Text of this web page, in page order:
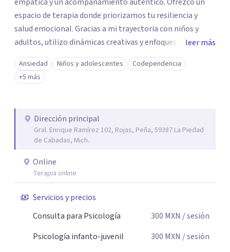
espacio de terapia donde priorizamos tu resiliencia y
salud emocional. Gracias a mi trayectoria con niños y
adultos, utilizo dinámicas creativas y enfoques adaptados
a tus necesidades específicas. Estoy aquí para escucharte
y brindarte las herramientas necesarias para fortalecer
tu paz mental.
leer más
Ansiedad Niños y adolescentes
Codependencia
+5 más
Dirección principal
Gral. Enrique Ramírez 102, Rojas, Peña, 59387 La Piedad
de Cabadas, Mich.
Online
Terapia online
Servicios y precios
Consulta para Psicología
300 MXN / sesión
Psicología infanto-juvenil
300 MXN / sesión